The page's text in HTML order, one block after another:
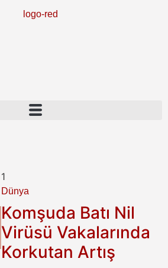
1
Dünya
Komşuda Batı Nil
Virüsü Vakalarında
Korkutan Artış